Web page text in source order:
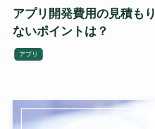
アプリ開発費用の見積も
ないポイントは？
アプリ